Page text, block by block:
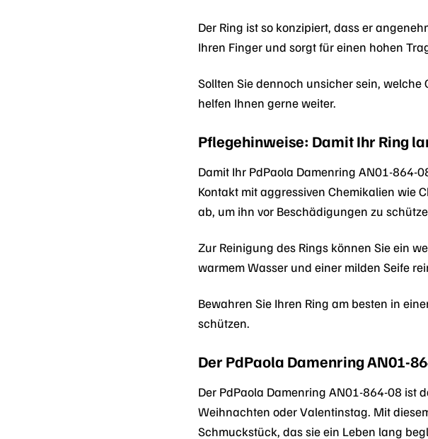
Der Ring ist so konzipiert, dass er
Ihren Finger und sorgt für einen hohen
Sollten Sie dennoch unsicher sein,
helfen Ihnen gerne weiter.
Pflegehinweise: Damit Ihr Ring
Damit Ihr PdPaola Damenring AN01-864-
Kontakt mit aggressiven Chemikalien wie
ab, um ihn vor Beschädigungen zu
Zur Reinigung des Rings können Sie ein
warmem Wasser und einer milden Seife
Bewahren Sie Ihren Ring am besten in
schützen.
Der PdPaola Damenring AN01-
Der PdPaola Damenring AN01-864-08 ist
Weihnachten oder Valentinstag. Mit
Schmuckstück, das sie ein Leben lang